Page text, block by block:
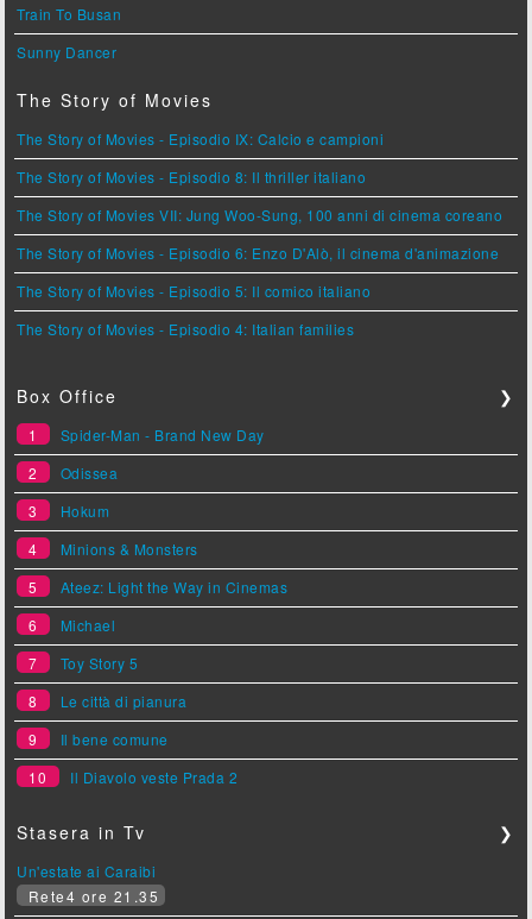
Train To Busan
Sunny Dancer
The Story of Movies
The Story of Movies - Episodio IX: Calcio e campioni
The Story of Movies - Episodio 8: Il thriller italiano
The Story of Movies VII: Jung Woo-Sung, 100 anni di cinema coreano
The Story of Movies - Episodio 6: Enzo D'Alò, il cinema d'animazione
The Story of Movies - Episodio 5: Il comico italiano
The Story of Movies - Episodio 4: Italian families
Box Office ❯
1
Spider-Man - Brand New Day
2
Odissea
3
Hokum
4
Minions & Monsters
5
Ateez: Light the Way in Cinemas
6
Michael
7
Toy Story 5
8
Le città di pianura
9
Il bene comune
10
Il Diavolo veste Prada 2
Stasera in Tv ❯
Un'estate ai Caraibi
Rete4 ore 21.35